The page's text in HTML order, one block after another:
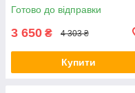
Готово до відправки
3 650 ₴ 4 303 ₴
Купити